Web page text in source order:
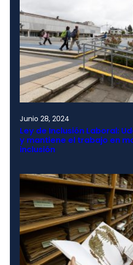
Junio 28, 2024
Ley de Inclusión Laboral:
y mantiene el trabajo en
inclusión